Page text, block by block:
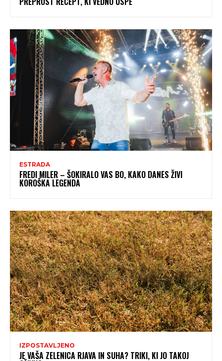
ESTRADA
FREDI MILER – ŠOKIRALO VAS BO, KAKO DANES ŽIVI
KOROŠKA LEGENDA
IZPOSTAVLJENO
JE VAŠA ZELENICA RJAVA IN SUHA? TRIKI, KI JO TAKOJ